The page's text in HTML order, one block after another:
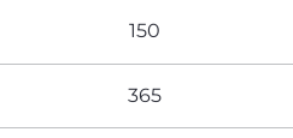
150
365